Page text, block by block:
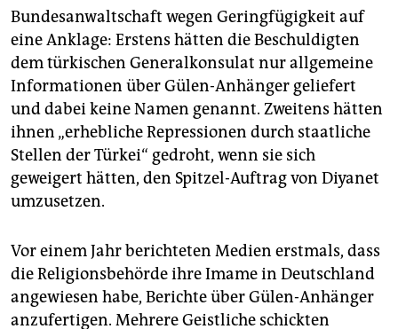
Bundesanwaltschaft wegen Geringfügigkeit auf
eine Anklage: Erstens hätten die Beschuldigten
dem türkischen Generalkonsulat nur allgemeine
Informationen über Gülen-Anhänger geliefert
und dabei keine Namen genannt. Zweitens hätten
ihnen „erhebliche Repressionen durch staatliche
Stellen der Türkei“ gedroht, wenn sie sich
geweigert hätten, den Spitzel-Auftrag von Diyanet
umzusetzen.
Vor einem Jahr berichteten Medien erstmals, dass
die Religionsbehörde ihre Imame in Deutschland
angewiesen habe, Berichte über Gülen-Anhänger
anzufertigen. Mehrere Geistliche schickten